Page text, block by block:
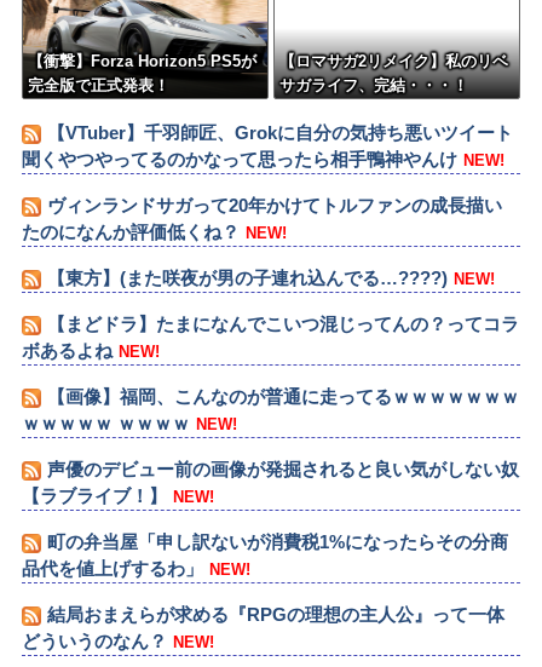
【衝撃】Forza Horizon5 PS5が
完全版で正式発表！
【ロマサガ2リメイク】私のリベ
サガライフ、完結・・・！
【VTuber】千羽師匠、Grokに自分の気持ち悪いツイート
聞くやつやってるのかなって思ったら相手鴨神やんけ NEW!
ヴィンランドサガって20年かけてトルファンの成長描い
たのになんか評価低くね？ NEW!
【東方】(また咲夜が男の子連れ込んでる…????) NEW!
【まどドラ】たまになんでこいつ混じってんの？ってコラ
ボあるよね NEW!
【画像】福岡、こんなのが普通に走ってるｗｗｗｗｗｗｗ
ｗｗｗｗｗ ｗｗｗｗ NEW!
声優のデビュー前の画像が発掘されると良い気がしない奴
【ラブライブ！】
NEW!
町の弁当屋「申し訳ないが消費税1%になったらその分商
品代を値上げするわ」
NEW!
結局おまえらが求める『RPGの理想の主人公』って一体
どういうのなん？ NEW!